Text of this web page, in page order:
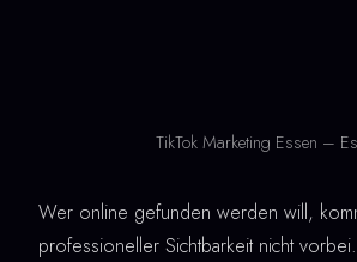
TikTok Marketing Essen –
Wer online gefunden werden will,
professioneller Sichtbarkeit nicht